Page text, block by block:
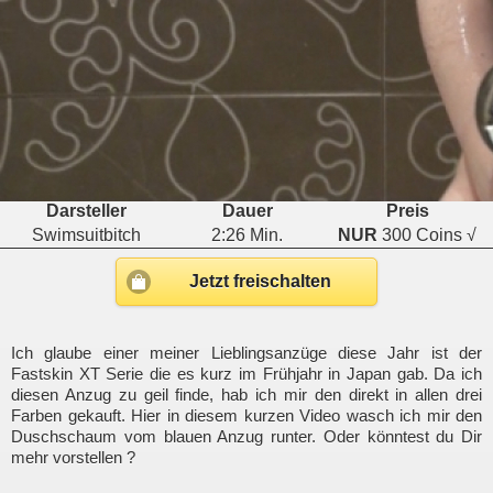
Darsteller Dauer
Preis
Swimsuitbitch
2:26 Min. NUR 300 Coins √
Jetzt freischalten
Ich glaube einer meiner Lieblingsanzüge diese Jahr ist der
Fastskin XT Serie die es kurz im Frühjahr in Japan gab. Da ich
diesen Anzug zu geil finde, hab ich mir den direkt in allen drei
Farben gekauft. Hier in diesem kurzen Video wasch ich mir den
Duschschaum vom blauen Anzug runter. Oder könntest du Dir
mehr vorstellen ?